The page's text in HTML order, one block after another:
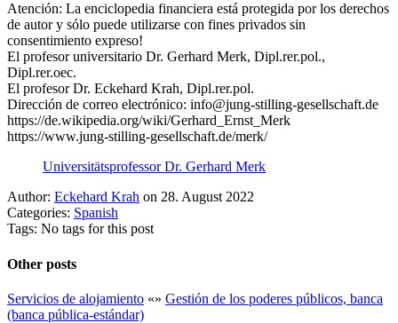
Atención: La enciclopedia financiera está protegida por los derechos
de autor y sólo puede utilizarse con fines privados sin
consentimiento expreso!
El profesor universitario Dr. Gerhard Merk, Dipl.rer.pol.,
Dipl.rer.oec.
El profesor Dr. Eckehard Krah, Dipl.rer.pol.
Dirección de correo electrónico: info@jung-stilling-gesellschaft.de
https://de.wikipedia.org/wiki/Gerhard_Ernst_Merk
https://www.jung-stilling-gesellschaft.de/merk/
Universitätsprofessor Dr. Gerhard Merk
Author: Eckehard Krah on 28. August 2022
Categories: Spanish
Tags: No tags for this post
Other posts
Servicios de alojamiento «» Gestión de los poderes públicos, banca
(banca pública-estándar)